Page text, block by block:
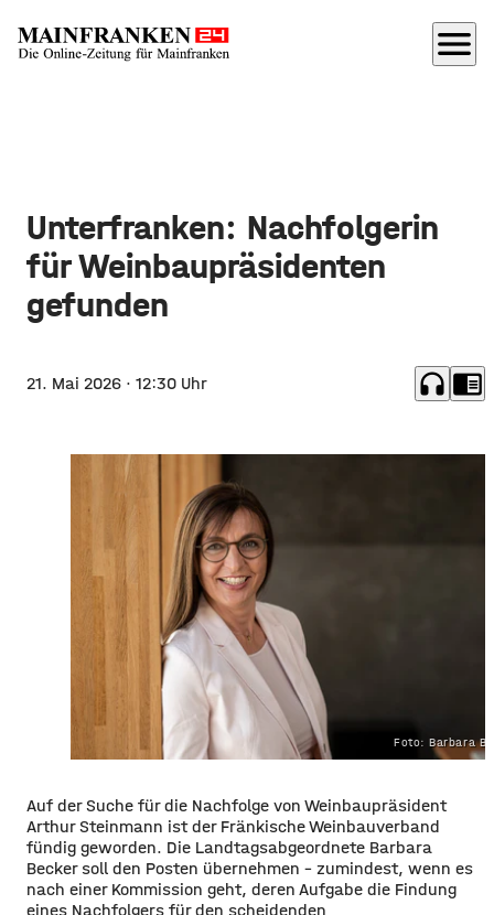
menu
Unterfranken: Nachfolgerin
für Weinbaupräsidenten
gefunden
21. Mai 2026 · 12:30 Uhr headphones chrome_reader_mode
Foto: Barbara
Auf der Suche für die Nachfolge von Weinbaupräsident
Arthur Steinmann ist der Fränkische Weinbauverband
fündig geworden. Die Landtagsabgeordnete Barbara
Becker soll den Posten übernehmen – zumindest, wenn es
nach einer Kommission geht, deren Aufgabe die Findung
eines Nachfolgers für den scheidenden